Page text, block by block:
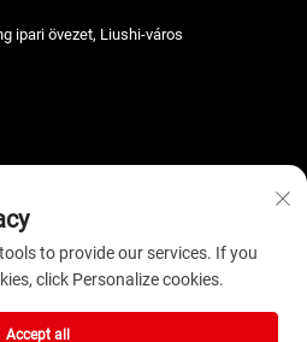
ipari övezet, Liushi-város
ELECTRIC CO.,LTD Minden jog
Adatvédelmi irányelvek
to provide our services. If you
click Personalize cookies.
Accept all